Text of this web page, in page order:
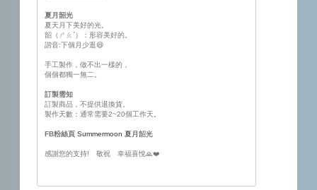
夏月韶光
夏天月下美好的光。
韶（ㄕㄠˊ）：形容美好的。
諧音:下個月少逛😄
手工製作，做不出一樣的，
個個都獨一無二。
訂製需知
訂製商品，不提供退換貨。
製作天數：通常需要2~20個工作天。
FB粉絲頁 Summermoon 夏月韶光
感謝您的支持! 敬祝 幸福喜悅🙏❤️